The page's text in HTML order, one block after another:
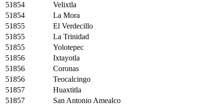
51854
Velixtla
51854
La Mora
51855
El Verdecillo
51855
La Trinidad
51855
Yolotepec
51856
Ixtayotla
51856
Coronas
51856
Teocalcingo
51857
Huaxtitla
51857
San Antonio Amealco